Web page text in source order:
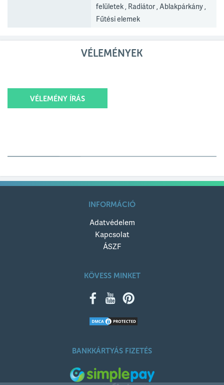
felületek , Radiátor , Ablakpárkány ,
Fűtési elemek
VÉLEMÉNYEK
VÉLEMÉNY ÍRÁS
Értékelésed címe
INFORMÁCIÓ
Adatvédelem
Kapcsolat
ÁSZF
KÖVESS MINKET
BANKKÁRTYÁS FIZETÉS